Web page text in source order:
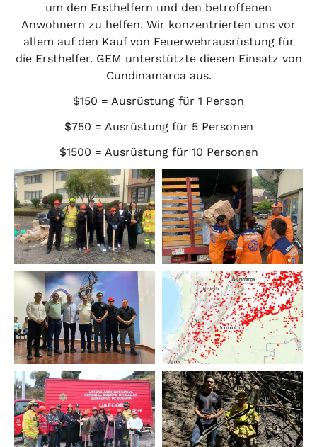
um den Ersthelfern und den betroffenen
Anwohnern zu helfen. Wir konzentrierten uns vor
allem auf den Kauf von Feuerwehrausrüstung für
die Ersthelfer. GEM unterstützte diesen Einsatz von
Cundinamarca aus.
$150 = Ausrüstung für 1 Person
$750 = Ausrüstung für 5 Personen
$1500 = Ausrüstung für 10 Personen